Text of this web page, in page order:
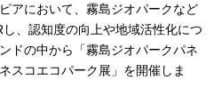
アにおいて、霧島ジオパークなど
、認知度の向上や地域活性化につ
ドの中から「霧島ジオパークパネ
スコエコパーク展」を開催しま